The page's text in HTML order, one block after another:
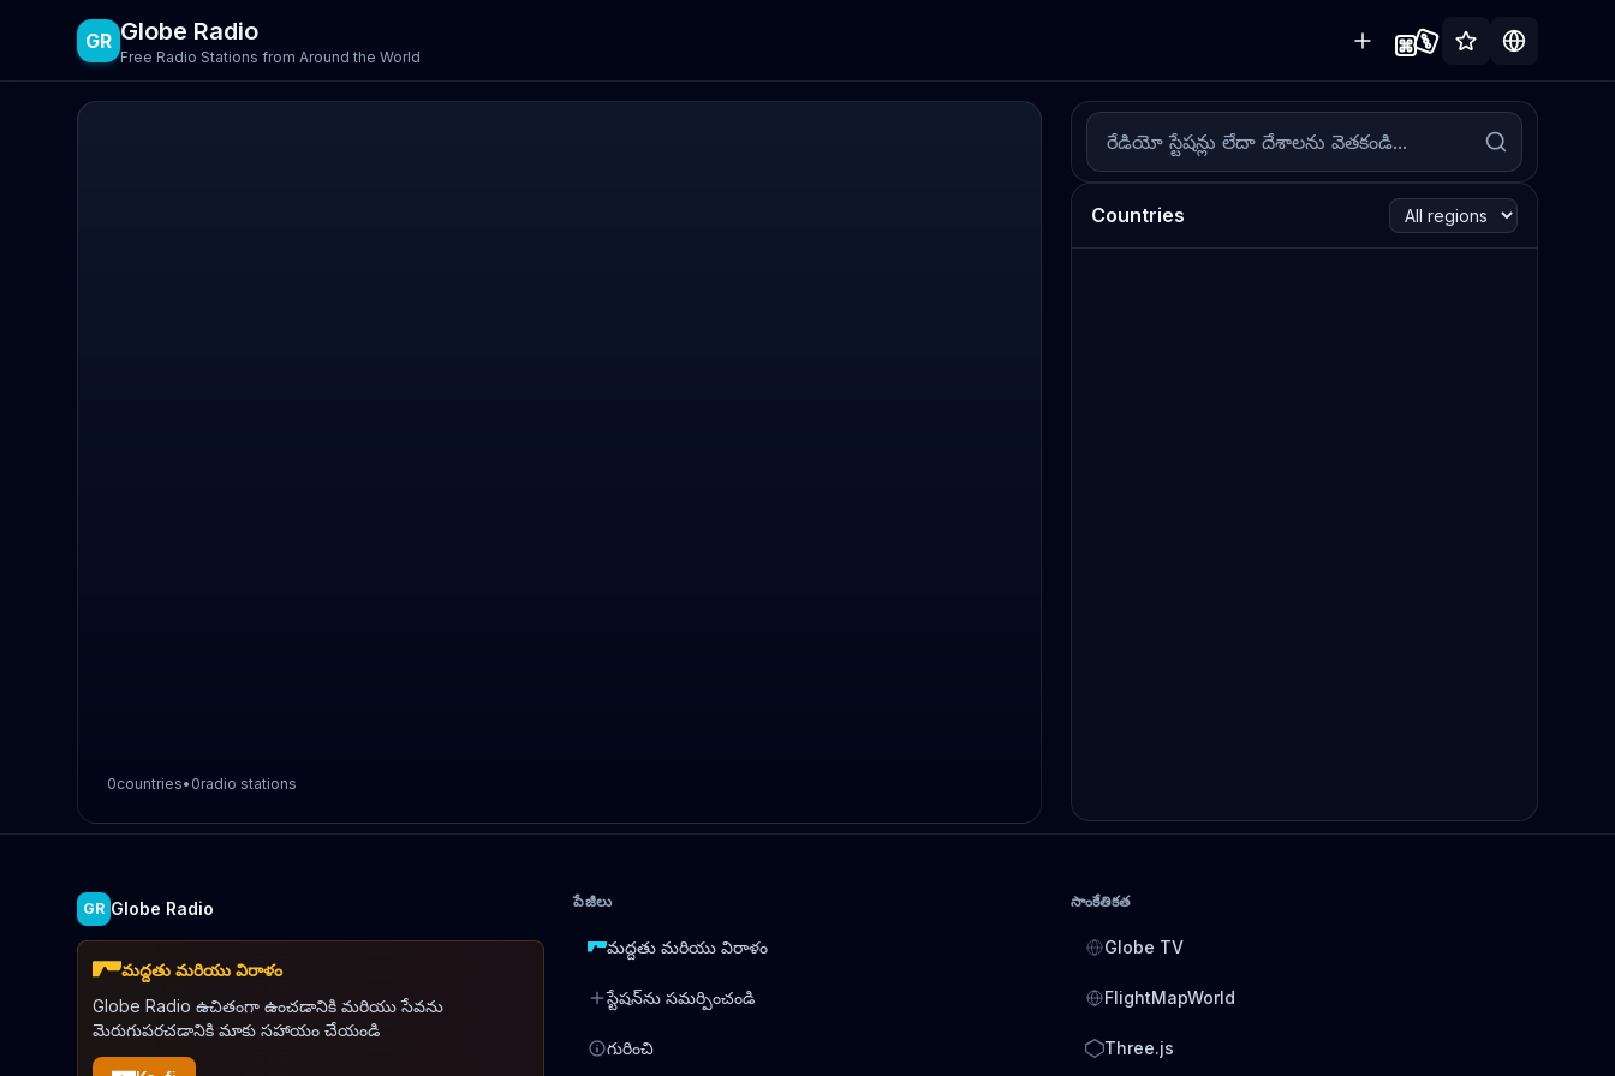
GR Globe Radio
Free Radio Stations from Around the World
0countries• 0radio stations
Countries
GR Globe Radio
మద్దతు మరియు విరాళం
Globe Radio ఉచితంగా ఉంచడానికి మరియు సేవను
మెరుగుపరచడానికి మాకు సహాయం చేయండి
పేజీలు
మద్దతు మరియు విరాళం
స్టేషన్‌ను సమర్పించండి
గురించి
సాంకేతికత
Globe TV
FlightMapWorld
Three.js